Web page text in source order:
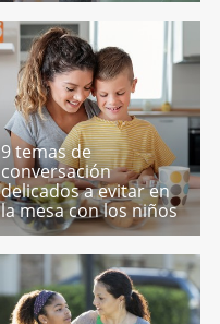
9 temas de
conversación
delicados a evitar en
la mesa con los niños